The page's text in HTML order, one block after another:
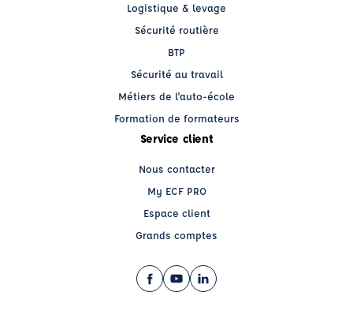
Logistique & levage
Sécurité routière
BTP
Sécurité au travail
Métiers de l'auto-école
Formation de formateurs
Service client
Nous contacter
My ECF PRO
Espace client
Grands comptes
Facebook (nouvelle fenêtre)
YouTube (nouvelle fenêtre)
LinkedIn (nouvelle fenêtre)